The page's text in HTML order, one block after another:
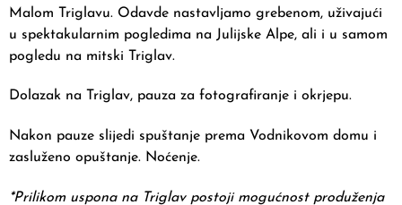
Malom Triglavu. Odavde nastavljamo grebenom, uživajući
u spektakularnim pogledima na Julijske Alpe, ali i u samom
pogledu na mitski Triglav.
Dolazak na Triglav, pauza za fotografiranje i okrjepu.
Nakon pauze slijedi spuštanje prema Vodnikovom domu i
zasluženo opuštanje. Noćenje.
*Prilikom uspona na Triglav postoji mogućnost produženja